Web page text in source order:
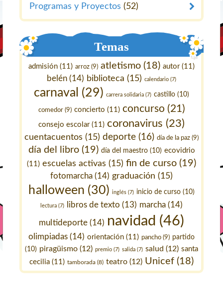
Programas y Proyectos (52)
Temas
admisión (11) arroz (9) atletismo (18) autor(11)
belén (14) biblioteca (15) calendario (7)
carnaval (29) carrera solidaria (7) castillo (10)
comedor(9) concierto (11) concurso (21)
consejo escolar(11) coronavirus (23)
cuentacuentos (15) deporte (16) día de la paz (9)
día del libro(19) día del maestro(10) ecovidrio
(11) escuelas activas (15) fin de curso (19)
fotomarcha (14) graduación (15)
halloween (30) inglés(7) inicio de curso(10)
lectura (7) libros de texto (13) marcha (14)
multideporte(14) navidad (46)
olimpiadas (14) orientación (11) pancho (9) partido
(10) piragüismo (12) premio (7) salida (7) salud (12) santa
cecilia (11) tamborada (8) teatro (12) Unicef (18)